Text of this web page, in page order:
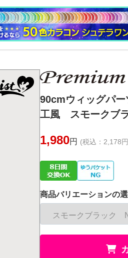
90cmウィッグパ
工風 スモークブ
1,980円 (税込：2,178
商品バリエーションの